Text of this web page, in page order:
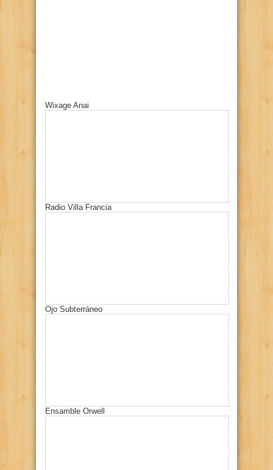
Wixage Anai
Radio Villa Francia
Ojo Subterráneo
Ensamble Orwell